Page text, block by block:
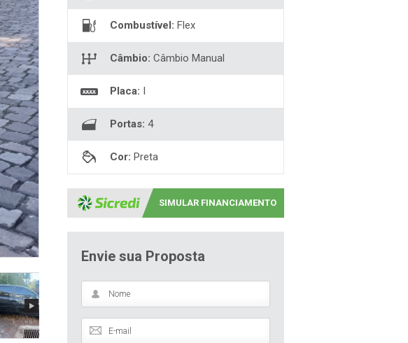
Combustível: Flex
Câmbio: Câmbio Manual
Placa:
Portas: 4
Cor: Preta
SIMULAR FINANCIAMENTO
Envie sua Proposta